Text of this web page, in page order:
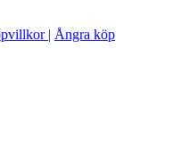
| Ångra köp